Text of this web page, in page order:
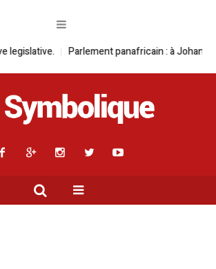
Parlement panafricain : à Johannesburg, Aimé